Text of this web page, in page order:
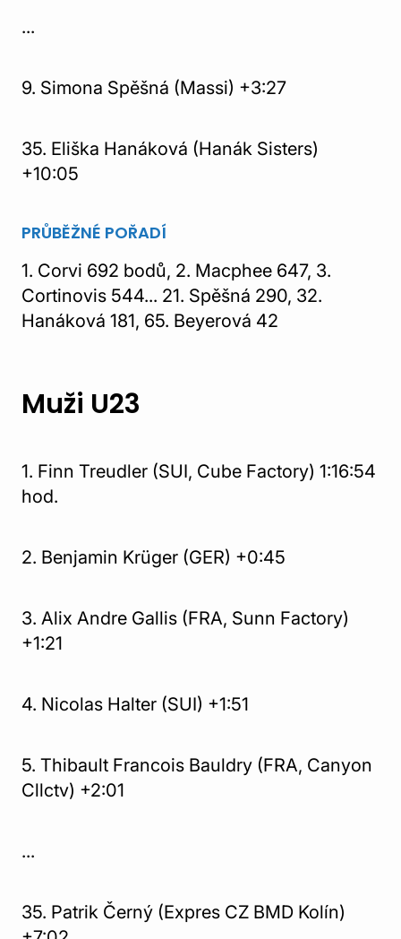
...
9. Simona Spěšná (Massi) +3:27
35. Eliška Hanáková (Hanák Sisters)
+10:05
PRŮBĚŽNÉ POŘADÍ
1. Corvi 692 bodů, 2. Macphee 647, 3.
Cortinovis 544... 21. Spěšná 290, 32.
Hanáková 181, 65. Beyerová 42
Muži U23
1. Finn Treudler (SUI, Cube Factory) 1:16:54
hod.
2. Benjamin Krüger (GER) +0:45
3. Alix Andre Gallis (FRA, Sunn Factory)
+1:21
4. Nicolas Halter (SUI) +1:51
5. Thibault Francois Bauldry (FRA, Canyon
Cllctv) +2:01
...
35. Patrik Černý (Expres CZ BMD Kolín)